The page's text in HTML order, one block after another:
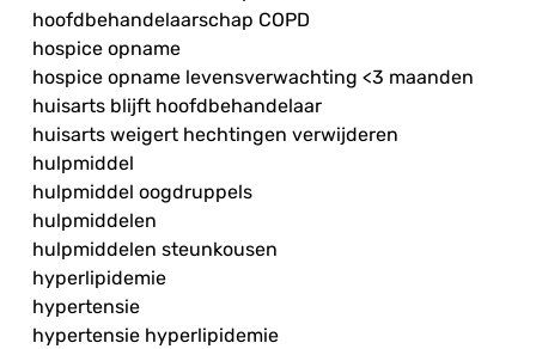
hoofdbehandelaarschap COPD
hospice opname
hospice opname levensverwachting <3 maanden
huisarts blijft hoofdbehandelaar
huisarts weigert hechtingen verwijderen
hulpmiddel
hulpmiddel oogdruppels
hulpmiddelen
hulpmiddelen steunkousen
hyperlipidemie
hypertensie
hypertensie hyperlipidemie